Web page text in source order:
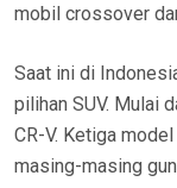
mobil crossover
Saat ini di
pilihan SUV. Mulai
CR-V. Ketiga
masing-masing